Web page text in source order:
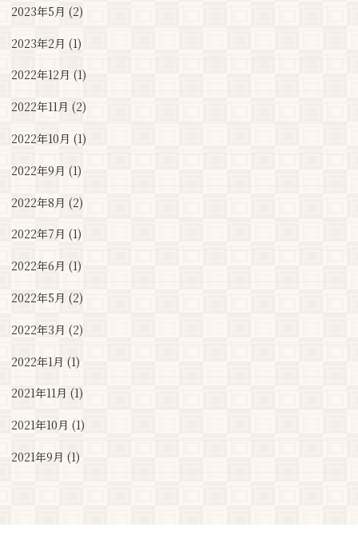
2023年5月 (2)
2023年2月 (1)
2022年12月 (1)
2022年11月 (2)
2022年10月 (1)
2022年9月 (1)
2022年8月 (2)
2022年7月 (1)
2022年6月 (1)
2022年5月 (2)
2022年3月 (2)
2022年1月 (1)
2021年11月 (1)
2021年10月 (1)
2021年9月 (1)